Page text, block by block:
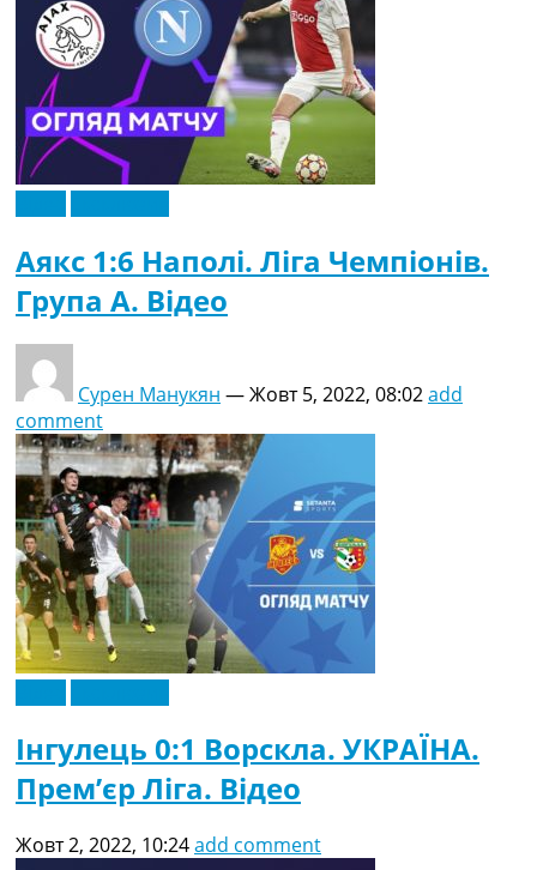
Аякс 1:6 Наполі. Ліга Чемпіонів.
Група A. Відео
Сурен Манукян —Жовт 5, 2022, 08:02add
comment
Інгулець 0:1 Ворскла. УКРАЇНА.
Прем’єр Ліга. Відео
Жовт 2, 2022, 10:24add comment